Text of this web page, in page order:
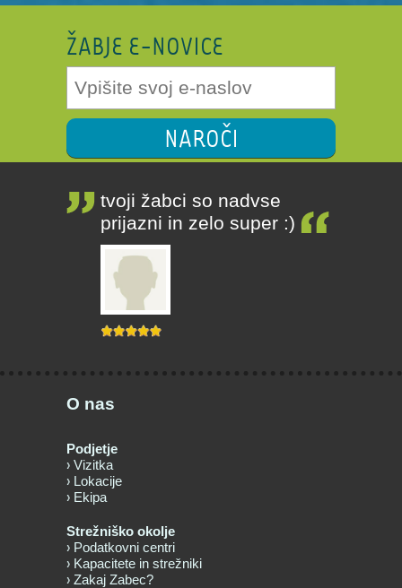
ŽABJE E-NOVICE
NAROČI
tvoji žabci so nadvse
prijazni in zelo super :)
O nas
Podjetje
Vizitka
Lokacije
Ekipa
Strežniško okolje
Podatkovni centri
Kapacitete in strežniki
Zakaj Zabec?